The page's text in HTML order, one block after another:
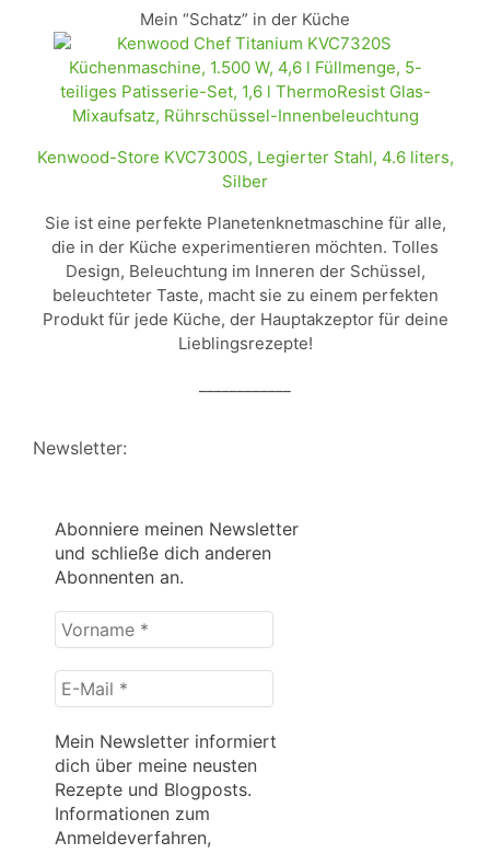
Mein “Schatz” in der Küche
Kenwood-Store KVC7300S, Legierter Stahl, 4.6 liters,
Silber
Sie ist eine perfekte Planetenknetmaschine für alle,
die in der Küche experimentieren möchten. Tolles
Design, Beleuchtung im Inneren der Schüssel,
beleuchteter Taste, macht sie zu einem perfekten
Produkt für jede Küche, der Hauptakzeptor für deine
Lieblingsrezepte!
Newsletter:
Abonniere meinen Newsletter
und schließe dich anderen
Abonnenten an.
Vorname
*
E-
Mail
*
Mein Newsletter informiert
dich über meine neusten
Rezepte und Blogposts.
Informationen zum
Anmeldeverfahren,